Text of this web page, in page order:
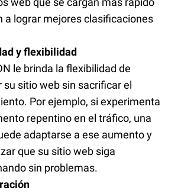
a lograr mejores clasificaciones
y flexibilidad
le brinda la flexibilidad de
su sitio web sin sacrificar el
Por ejemplo, si experimenta
repentino en el tráfico, una
adaptarse a ese aumento y
que su sitio web siga
sin problemas.